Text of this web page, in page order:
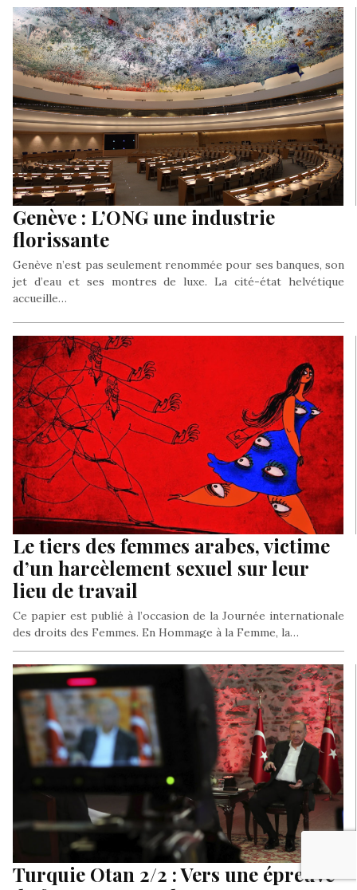
Genève : L’ONG une industrie
florissante
Genève n’est pas seulement renommée pour ses banques, son
jet d’eau et ses montres de luxe. La cité-état helvétique
accueille…
Le tiers des femmes arabes, victime
d’un harcèlement sexuel sur leur
lieu de travail
Ce papier est publié à l’occasion de la Journée internationale
des droits des Femmes. En Hommage à la Femme, la…
Turquie Otan 2/2 : Vers une épreuve